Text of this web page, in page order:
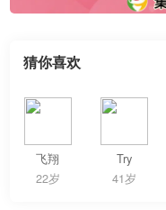
猜你喜欢
飞翔
22岁
Try
41岁